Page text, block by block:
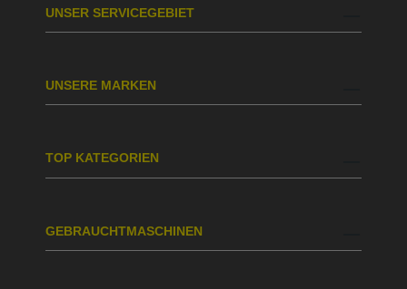
UNSER SERVICEGEBIET
UNSERE MARKEN
TOP KATEGORIEN
GEBRAUCHTMASCHINEN